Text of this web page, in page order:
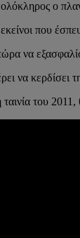
ο
που
να
να κερδίσει
του